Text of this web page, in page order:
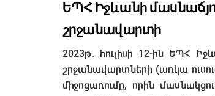
ԵՊՀ Իջևանի
շրջանավարտի
2023թ. հուլիսի 12-ին ԵՊՀ
շրջանավարտների (առկա
միջոցառումը, որին